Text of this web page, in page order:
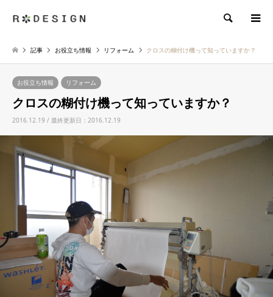
検索
記事 お役立ち情報 リフォーム クロスの糊付け機って知っていますか？
お役立ち情報 リフォーム
クロスの糊付け機って知っていますか？
2016.12.19 / 最終更新日：2016.12.19